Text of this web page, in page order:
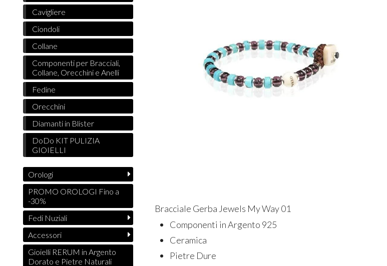
Bracciale Gerba Jewels My Way 01
Componenti in Argento 925
Ceramica
Pietre Dure
Cavigliere
Ciondoli
Collane
Componenti per Bracciali,
Collane, Orecchini e Anelli
Fedine
Orecchini
Diamanti in Blister
DoDo KIT PULIZIA
GIOIELLI
Orologi
PROMO OROLOGI Fino a
-30%
Fedi Nuziali
Accessori
Gioielli RERUM in Argento
Dorato e Pietre Naturali